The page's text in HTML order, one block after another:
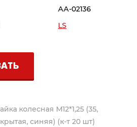
АА-02136
LS
колесная М12*1,25 (35,
синяя) (к-т 20 шт)